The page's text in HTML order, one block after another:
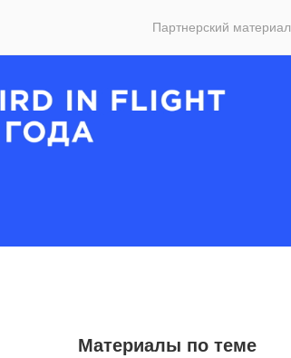
Партнерский материал
Материалы по теме